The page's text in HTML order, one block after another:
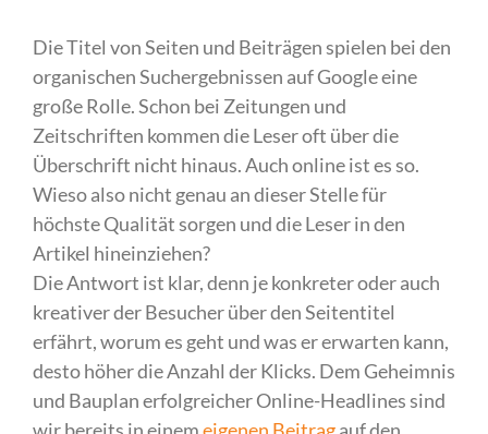
Die Titel von Seiten und Beiträgen spielen bei den
organischen Suchergebnissen auf Google eine
große Rolle. Schon bei Zeitungen und
Zeitschriften kommen die Leser oft über die
Überschrift nicht hinaus. Auch online ist es so.
Wieso also nicht genau an dieser Stelle für
höchste Qualität sorgen und die Leser in den
Artikel hineinziehen?
Die Antwort ist klar, denn je konkreter oder auch
kreativer der Besucher über den Seitentitel
erfährt, worum es geht und was er erwarten kann,
desto höher die Anzahl der Klicks. Dem Geheimnis
und Bauplan erfolgreicher Online-Headlines sind